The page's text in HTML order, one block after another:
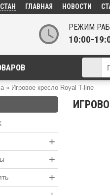
ГЛАВНАЯ НОВОСТИ
РЕЖИМ
10:00-
» Игровое кресло Royal T-line
+
+
+